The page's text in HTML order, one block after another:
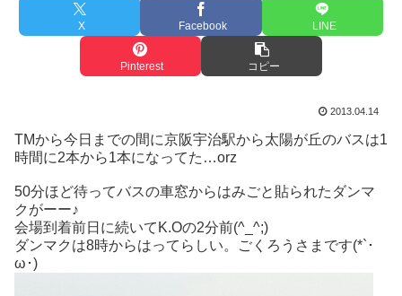
X Facebook LINE
Pinterest コピー
2013.04.14
TMから今日までの間に京阪宇治駅から太陽が丘のバスは1
時間に2本から1本になってた…orz
50分ほど待ってバスの車窓からはみごと貼られたダンマ
クがーー♪
会場到着前日に続いてK.Oの2分前(^_^;)
ダンマクは8時からはってらしい。ごくろうさまです(*`･
ω･)ゞ